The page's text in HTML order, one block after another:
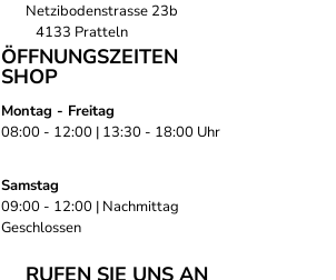
Netzibodenstrasse 23b
4133 Pratteln
ÖFFNUNGSZEITEN
SHOP
Montag - Freitag
08:00 - 12:00 | 13:30 - 18:00 Uhr
Samstag
09:00 - 12:00 | Nachmittag
Geschlossen
RUFEN SIE UNS AN